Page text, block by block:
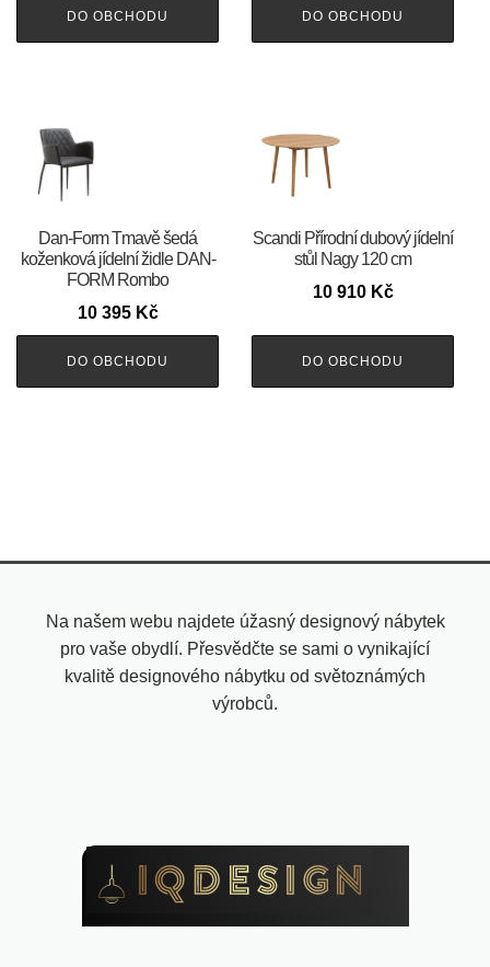
DO OBCHODU DO OBCHODU
​​​​​Dan-Form Tmavě šedá
koženková jídelní židle DAN-
FORM Rombo
10 395 Kč
DO OBCHODU
Scandi Přírodní dubový jídelní
stůl Nagy 120 cm
10 910 Kč
DO OBCHODU
Na našem webu najdete úžasný designový nábytek
pro vaše obydlí. Přesvědčte se sami o vynikající
kvalitě designového nábytku od světoznámých
výrobců.